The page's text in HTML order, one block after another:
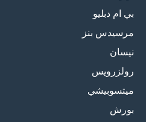
بي ام دبليو
مرسيدس بنز
نيسان
رولزرويس
ميتسوبيشي
بورش